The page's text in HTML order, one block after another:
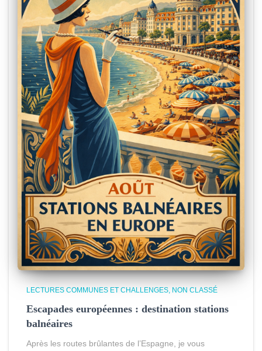
LECTURES COMMUNES ET CHALLENGES NON CLASSÉ
Escapades européennes : destination stations
balnéaires
Après les routes brûlantes de l’Espagne, je vous